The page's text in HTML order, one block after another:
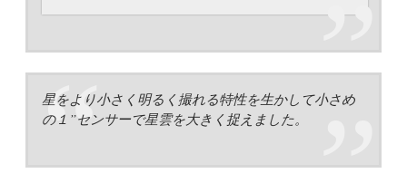
星をより小さく明るく撮れる特性を生かして小さめ
の１”センサーで星雲を大きく捉えました。